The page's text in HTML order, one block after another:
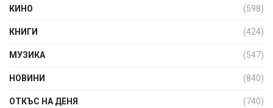
КИНО (598)
КНИГИ (424)
МУЗИКА (547)
НОВИНИ (840)
ОТКЪС НА ДЕНЯ (740)